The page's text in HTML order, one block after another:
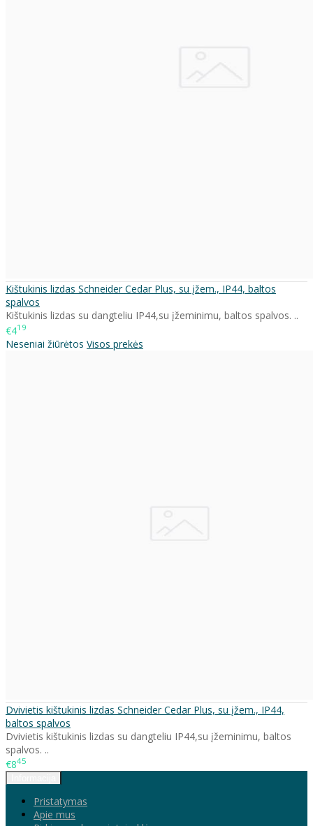
Kištukinis lizdas Schneider Cedar Plus, su įžem., IP44, baltos
spalvos
Kištukinis lizdas su dangteliu IP44,su įžeminimu, baltos spalvos. ..
€419
Neseniai žiūrėtos Visos prekės
Dvivietis kištukinis lizdas Schneider Cedar Plus, su įžem., IP44,
baltos spalvos
Dvivietis kištukinis lizdas su dangteliu IP44,su įžeminimu, baltos
spalvos. ..
€845
Pristatymas
Apie mus